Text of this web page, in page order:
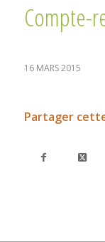
Compte-
16 MARS 2015
Partager